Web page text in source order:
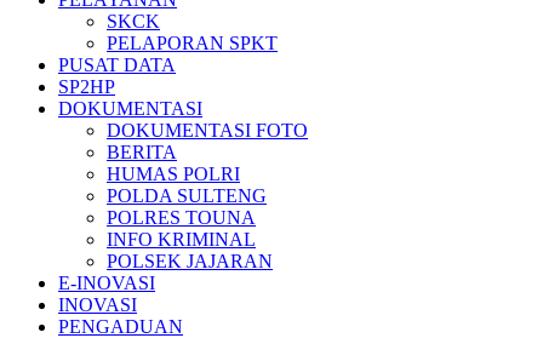
SKCK
PELAPORAN SPKT
PUSAT DATA
SP2HP
DOKUMENTASI
DOKUMENTASI FOTO
BERITA
HUMAS POLRI
POLDA SULTENG
POLRES TOUNA
INFO KRIMINAL
POLSEK JAJARAN
E-INOVASI
INOVASI
PENGADUAN